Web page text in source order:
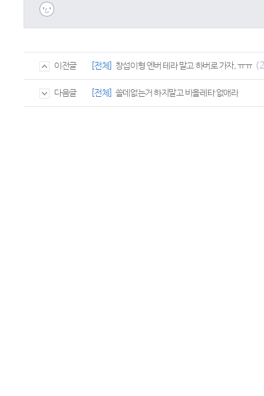
이전글 [전체] 창섭이형 엔버 테라 말고 하버로 가자. ㅠㅠ
다음글 [전체] 쓸데없는거 하지말고 비올레타 없애라